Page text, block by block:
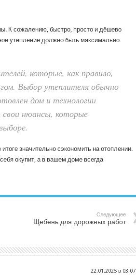
К сожалению, быстро, просто и дёшево
утепление должно быть максимально
которые, как правило,
Выбор утеплителя обычно
дом и технологии
нюансы, которые
значительно сэкономить на отоплении.
окупит, а в вашем доме всегда
Следующее
Щебень для дорожных работ
22.01.2025 в 03:07